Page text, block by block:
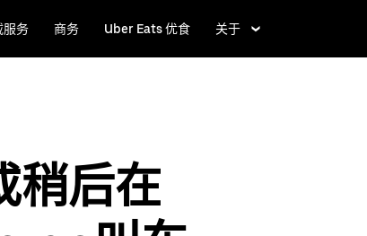
服务 商务 Uber Eats 优食 关于
稍后在